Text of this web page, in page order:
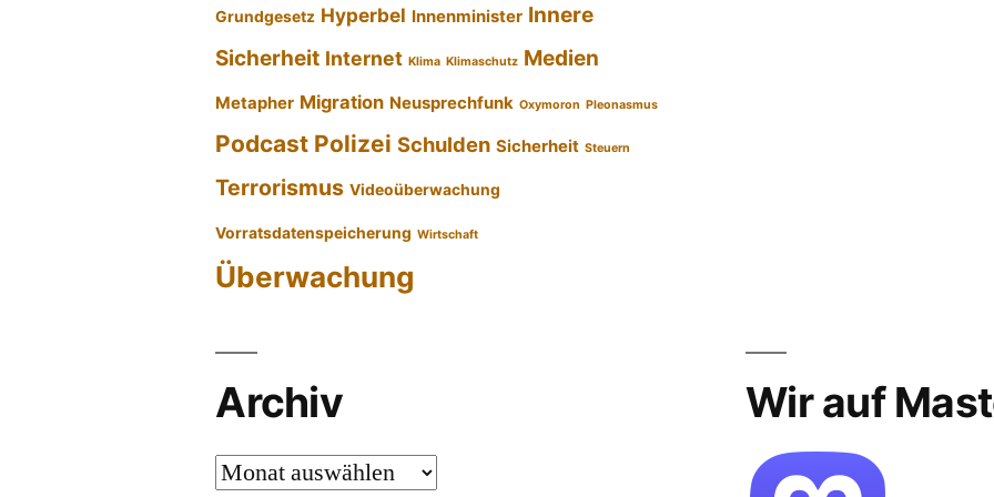
Grundgesetz Hyperbel Innenminister Innere
Sicherheit Internet Klima Klimaschutz Medien
Metapher Migration Neusprechfunk Oxymoron Pleonasmus
Podcast Polizei Schulden Sicherheit Steuern
Terrorismus Videoüberwachung
Vorratsdatenspeicherung Wirtschaft
Überwachung
Archiv
Archiv
Wir auf